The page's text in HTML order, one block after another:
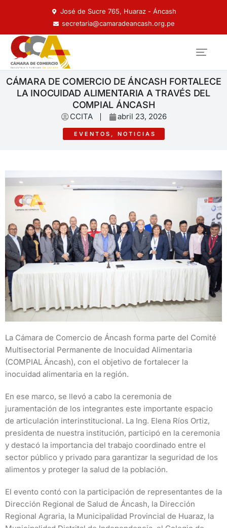
José de Sucre 765, Huaraz - Áncash
secretaria@camaradeancash.org.pe
CÁMARA DE COMERCIO DE ÁNCASH FORTALECE
LA INOCUIDAD ALIMENTARIA A TRAVÉS DEL
COMPIAL ÁNCASH
CCITA abril 23, 2026
EVENTOS , NOTICIAS
La Cámara de Comercio de Áncash forma parte del Comité
Multisectorial Permanente de Inocuidad Alimentaria
(COMPIAL Áncash), con el objetivo de fortalecer la
inocuidad alimentaria en la región.
En ese marco, se llevó a cabo la ceremonia de
juramentación de los integrantes este importante espacio
de articulación interinstitucional. La Ing. Elena Ríos Ortiz,
presidenta de nuestra institución, participó en la ceremonia
y destacó la importancia del trabajo coordinado entre el
sector público y privado para garantizar la seguridad de los
alimentos y proteger la salud de la población.
El evento contó con la participación de representantes de la
Dirección Regional de Salud de Áncash, la Dirección
Regional Agraria, la Municipalidad Provincial de Huaraz, la